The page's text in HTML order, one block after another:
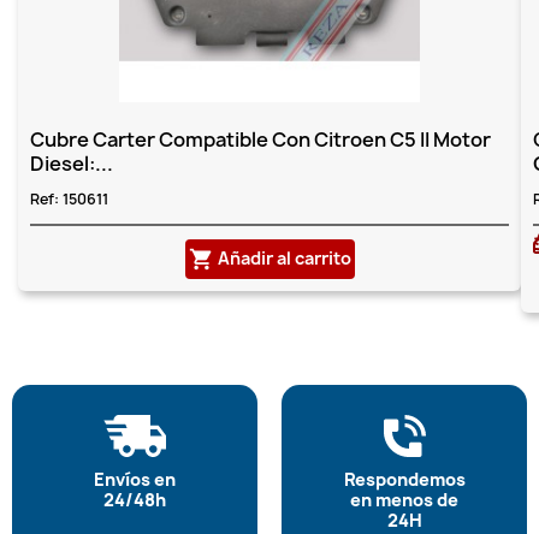
Cubre Carter Compatible Con Citroen C5 II Motor
Diesel:...
Ref: 150611
shopping_cart Añadir al carrito
Envíos en
24/48h
Respondemos
en menos de
24H